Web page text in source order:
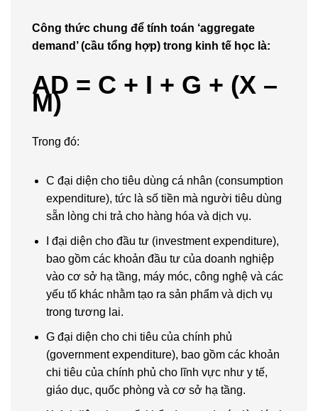
Công thức chung để tính toán ‘aggregate
demand’ (cầu tổng hợp) trong kinh tế học là:
AD = C + I + G + (X –
M)
Trong đó:
C đại diện cho tiêu dùng cá nhân (consumption
expenditure), tức là số tiền mà người tiêu dùng
sẵn lòng chi trả cho hàng hóa và dịch vụ.
I đại diện cho đầu tư (investment expenditure),
bao gồm các khoản đầu tư của doanh nghiệp
vào cơ sở hạ tầng, máy móc, công nghệ và các
yếu tố khác nhằm tạo ra sản phẩm và dịch vụ
trong tương lai.
G đại diện cho chi tiêu của chính phủ
(government expenditure), bao gồm các khoản
chi tiêu của chính phủ cho lĩnh vực như y tế,
giáo dục, quốc phòng và cơ sở hạ tầng.